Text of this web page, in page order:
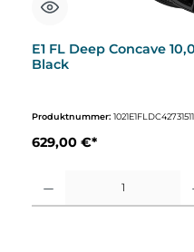
E1 FL Deep Concave
Black
Produktnummer:
629,00 €*